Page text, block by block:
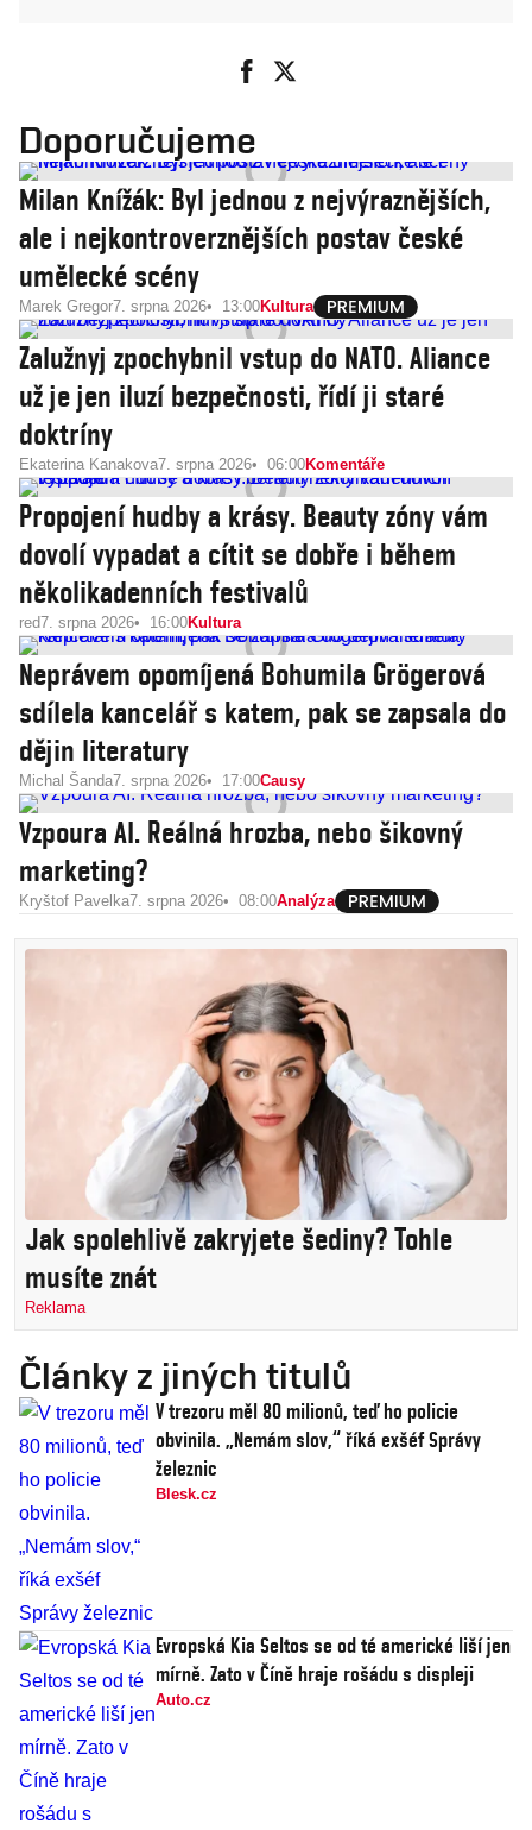
Doporučujeme
Milan Knížák: Byl jednou z nejvýraznějších,
ale i nejkontroverznějších postav české
umělecké scény
Marek Gregor7. srpna 2026 13:00Kultura
Zalužnyj zpochybnil vstup do NATO. Aliance
už je jen iluzí bezpečnosti, řídí ji staré
doktríny
Ekaterina Kanakova7. srpna 2026 06:00Komentáře
Propojení hudby a krásy. Beauty zóny vám
dovolí vypadat a cítit se dobře i během
několikadenních festivalů
red7. srpna 2026 16:00Kultura
Neprávem opomíjená Bohumila Grögerová
sdílela kancelář s katem, pak se zapsala do
dějin literatury
Michal Šanda7. srpna 2026 17:00Causy
Vzpoura AI. Reálná hrozba, nebo šikovný
marketing?
Kryštof Pavelka7. srpna 2026 08:00Analýza
Jak spolehlivě zakryjete šediny? Tohle
musíte znát
Reklama
Články z jiných titulů
V trezoru měl 80 milionů, teď ho policie
obvinila. „Nemám slov,“ říká exšéf Správy
železnic
Blesk.cz
Evropská Kia Seltos se od té americké liší jen
mírně. Zato v Číně hraje rošádu s displeji
Auto.cz